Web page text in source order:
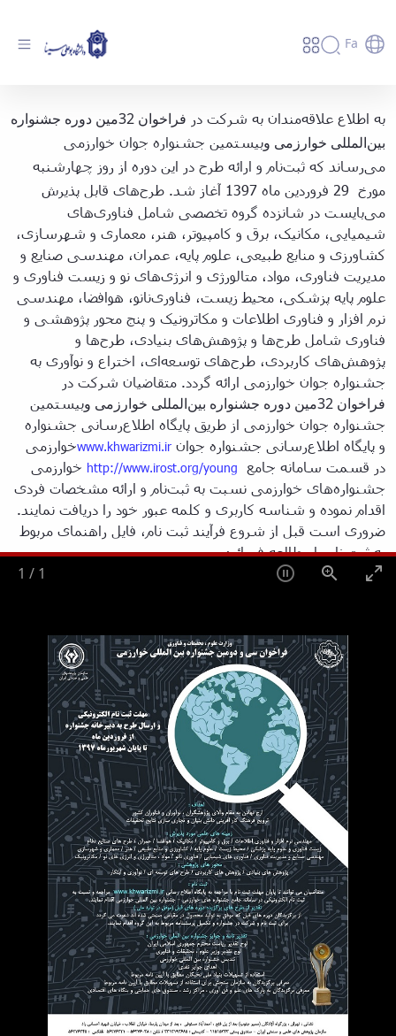
Fa
فراخوان 32مین دوره جشنواره بین‌المللی
خوارزمی - دانشگاه بوعلی سینا همدان
به اطلاع علاقه‌مندان به شرکت در
فراخوان 32مین دوره جشنواره
بین‌المللی خوارزمی وبیستمین جشنواره جوان خوارزمی
می‌رساند که ثبت‌نام و ارائه طرح در این دوره از روز چهارشنبه
مورخ 29 فروردین ماه 1397 آغاز شد.
طرح‌های قابل پذیرش
می‌بایست در شانزده گروه تخصصی شامل فناوری‌های
شیمیایی، مکانیک، برق و کامپیوتر، هنر، معماری و شهرسازی،
کشاورزی و منابع طبیعی، علوم پایه، عمران، مهندسی صنایع و
مدیریت فناوری، مواد، متالورژی و انرژی‌های نو و زیست فناوری و
علوم پایه پزشکی، محیط زیست، فناوری‌نانو، هوافضا، مهندسی
نرم افزار و فناوری اطلاعات و مکاترونیک و پنج محور پژوهشی و
فناوری شامل طرح‌ها و پژوهش‌های بنیادی، طرح‌ها و
پژوهش‌های کاربردی، طرح‌های توسعه‌ای، اختراع و نوآوری به
جشنواره جوان خوارزمی ارائه گردد. متقاضیان شرکت در
فراخوان 32مین دوره جشنواره بین‌المللی خوارزمی و
بیستمین
جشنواره جوان خوارزمی از طریق پایگاه اطلاع‌رسانی جشنواره
خوارزمیwww.khwarizmi.ir
http://www.irost.org/young
جشنواره‌های خوارزمی نسبت به ثبت‌نام و ارائه مشخصات فردی
اقدام نموده و شناسه کاربری و کلمه عبور خود را دریافت نمایند.
ضروری است قبل از شروع فرآیند ثبت نام، فایل راهنمای مربوط
به ثبت نام را مطالعه فرمائید
1 / 1